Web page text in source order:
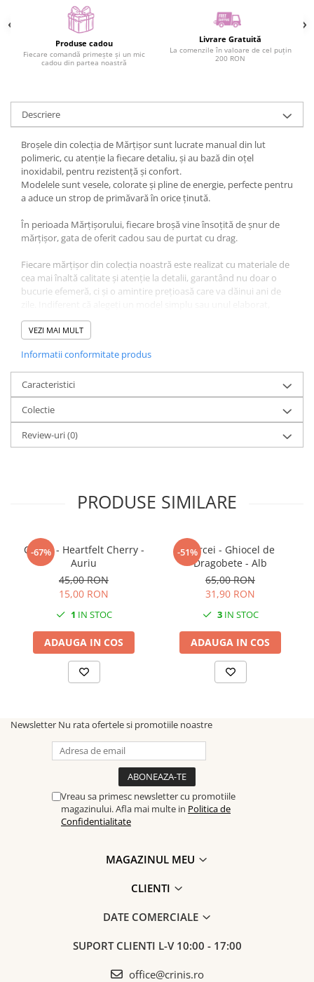
Produse cadou
Fiecare comandă primește și un mic
cadou din partea noastră
Livrare Gratuită
La comenzile în valoare de cel puțin
200 RON
Descriere
Broșele din colecția de Mărțișor sunt lucrate manual din lut
polimeric, cu atenție la fiecare detaliu, și au bază din oțel
inoxidabil, pentru rezistență și confort.
Modelele sunt vesele, colorate și pline de energie, perfecte pentru
a aduce un strop de primăvară în orice ținută.
În perioada Mărțișorului, fiecare broșă vine însoțită de șnur de
mărțișor, gata de oferit cadou sau de purtat cu drag.
Fiecare mărțișor din colecția noastră este realizat cu materiale de
cea mai înaltă calitate și atenție la detalii, garantând nu doar o
bucurie efemeră, ci și o amintire prețioasă care va dăinui ani de
fiecare mărțișor aduce cu el un strop de fericire și noroc pentru
cei dragi.
Dimensiuni unitare:
Lungime: 5 cm
Lățime: 3 cm
Greutate: 4,1 g
Culoare: Alb
produs fiind unic.
VEZI MAI MULT
Informatii conformitate produs
Caracteristici
Colectie
Review-uri(0)
PRODUSE SIMILARE
-67%
Cercei - Heartfelt Cherry -
Auriu
45,00 RON
15,00 RON
1 IN STOC
ADAUGA IN COS
-51%Cercei - Ghiocel de
Dragobete - Alb
65,00 RON
31,90 RON
3IN STOC
ADAUGA IN COS
Newsletter Nu rata ofertele si promotiile noastre
Vreau sa primesc newsletter cu promotiile
magazinului. Afla mai multe in Politica de
Confidentialitate
MAGAZINUL MEU
CLIENTI
DATE COMERCIALE
SUPORT CLIENTI L-V 10:00 - 17:00
office@crinis.ro